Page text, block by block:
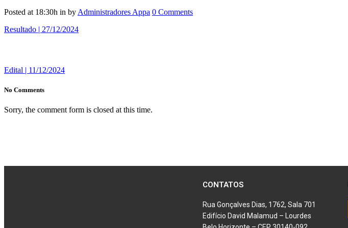
Posted at 18:30h in by Administradores Appa 0 Comments
Resultado | 27/12/2024
Edital | 11/12/2024
No Comments
Sorry, the comment form is closed at this time.
CONTATOS
Rua Gonçalves Dias, 1762, Sala 701
Edifício David Malamud – Lourdes